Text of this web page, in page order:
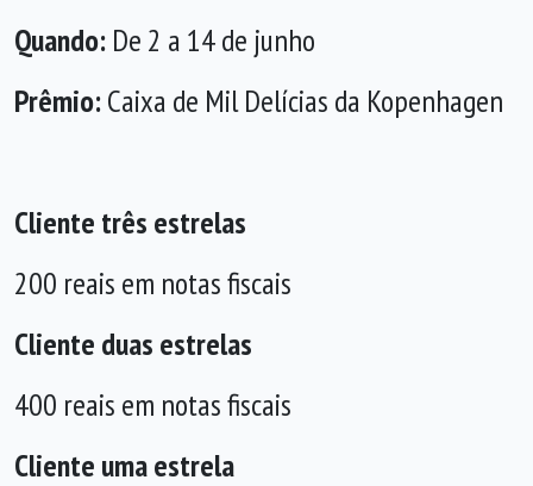
Quando: De 2 a 14 de junho
Prêmio:Caixa de Mil Delícias da Kopenhagen
Cliente três estrelas
200 reais em notas fiscais
Cliente duas estrelas
400 reais em notas fiscais
Cliente uma estrela